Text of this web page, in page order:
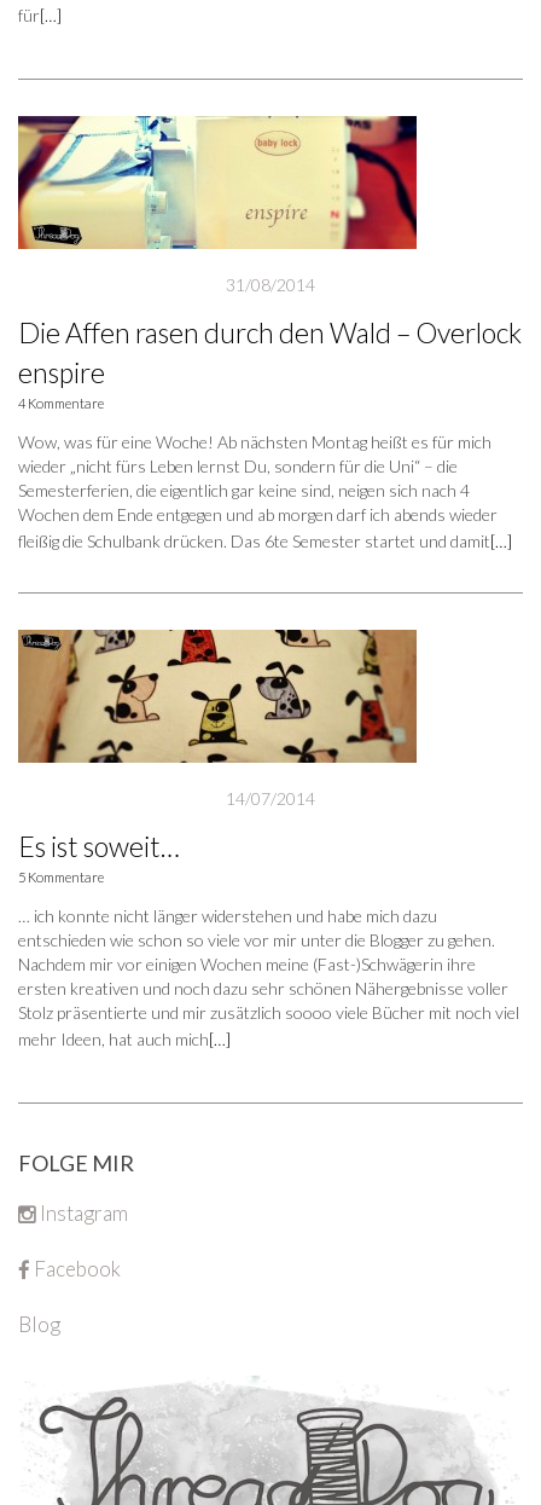
für[…]
31/08/2014
Die Affen rasen durch den Wald – Overlock
enspire
4 Kommentare
Wow, was für eine Woche! Ab nächsten Montag heißt es für mich
wieder „nicht fürs Leben lernst Du, sondern für die Uni“ – die
Semesterferien, die eigentlich gar keine sind, neigen sich nach 4
Wochen dem Ende entgegen und ab morgen darf ich abends wieder
fleißig die Schulbank drücken. Das 6te Semester startet und damit[…]
14/07/2014
Es ist soweit…
5 Kommentare
… ich konnte nicht länger widerstehen und habe mich dazu
entschieden wie schon so viele vor mir unter die Blogger zu gehen.
Nachdem mir vor einigen Wochen meine (Fast-)Schwägerin ihre
ersten kreativen und noch dazu sehr schönen Nähergebnisse voller
Stolz präsentierte und mir zusätzlich soooo viele Bücher mit noch viel
mehr Ideen, hat auch mich[…]
FOLGE MIR
Instagram
Facebook
Blog